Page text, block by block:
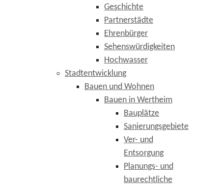
Geschichte
Partnerstädte
Ehrenbürger
Sehenswürdigkeiten
Hochwasser
Stadtentwicklung
Bauen und Wohnen
Bauen in Wertheim
Bauplätze
Sanierungsgebiete
Ver- und
Entsorgung
Planungs- und
baurechtliche